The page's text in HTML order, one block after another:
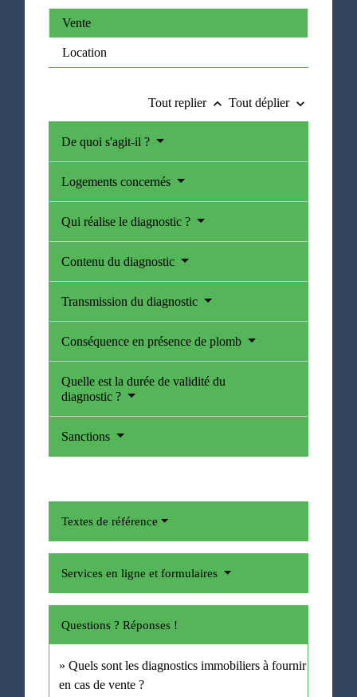
Vente
Location
Tout replier keyboard_arrow_up Tout déplier keyboard_arrow_down
De quoi s'agit-il ?
Logements concernés
Qui réalise le diagnostic ?
Contenu du diagnostic
Transmission du diagnostic
Conséquence en présence de plomb
Quelle est la durée de validité du
diagnostic ?
Sanctions
Textes de référence
Services en ligne et formulaires
Questions ? Réponses !
Quels sont les diagnostics immobiliers à fournir
en cas de vente ?